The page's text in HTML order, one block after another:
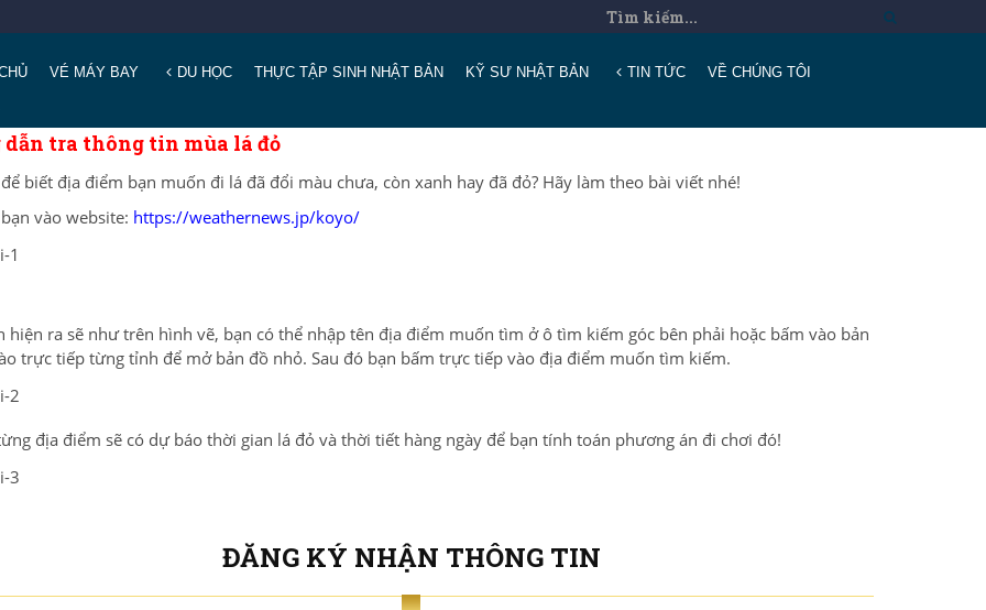
VÉ MÁY BAY DU HỌC THỰC TẬP SINH NHẬT BẢN KỸ SƯ NHẬT BẢN TIN TỨC
VỀ CHÚNG TÔI
dẫn tra thông tin mùa lá đỏ
biết địa điểm bạn muốn đi lá đã đổi màu chưa, còn xanh hay đã đỏ? Hãy làm theo bài viết nhé!
vào website: https://weathernews.jp/koyo/
hiện ra sẽ như trên hình vẽ, bạn có thể nhập tên địa điểm muốn tìm ở ô tìm kiếm góc bên phải hoặc bấm vào bản
trực tiếp từng tỉnh để mở bản đồ nhỏ. Sau đó bạn bấm trực tiếp vào địa điểm muốn tìm kiếm.
địa điểm sẽ có dự báo thời gian lá đỏ và thời tiết hàng ngày để bạn tính toán phương án đi chơi đó!
ĐĂNG KÝ NHẬN THÔNG TIN